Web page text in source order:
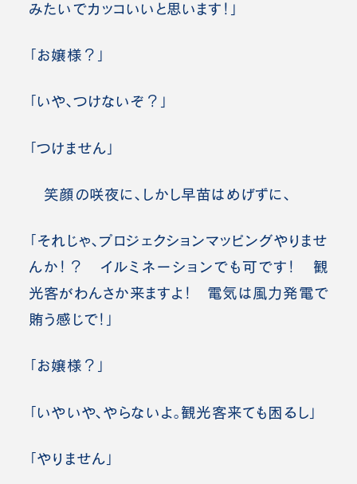
みたいでカッコいいと思います！」
「お嬢様？」
「いや、つけないぞ？」
「つけません」
笑顔の咲夜に、しかし早苗はめげずに、
「それじゃ、プロジェクションマッピングやりませ
んか！？ イルミネーションでも可です！ 観
光客がわんさか来ますよ！ 電気は風力発電で
賄う感じで！」
「お嬢様？」
「いやいや、やらないよ。観光客来ても困るし」
「やりません」